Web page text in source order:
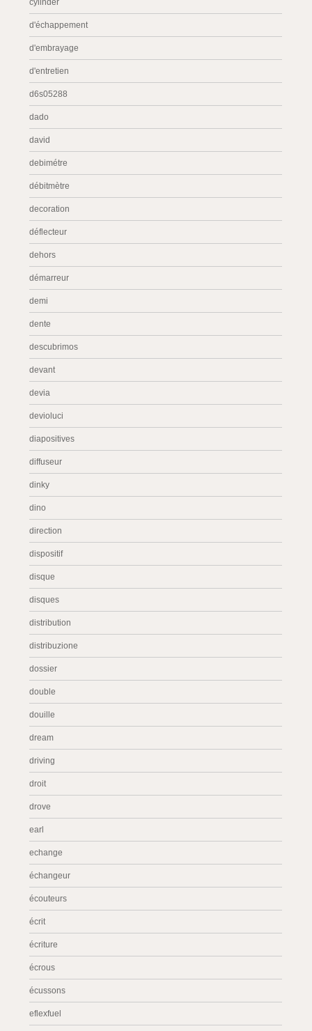
cylinder
d'échappement
d'embrayage
d'entretien
d6s05288
dado
david
debimétre
débitmètre
decoration
déflecteur
dehors
démarreur
demi
dente
descubrimos
devant
devia
devioluci
diapositives
diffuseur
dinky
dino
direction
dispositif
disque
disques
distribution
distribuzione
dossier
double
douille
dream
driving
droit
drove
earl
echange
échangeur
écouteurs
écrit
écriture
écrous
écussons
eflexfuel